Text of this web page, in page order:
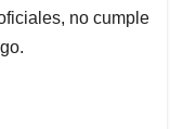
no cumple